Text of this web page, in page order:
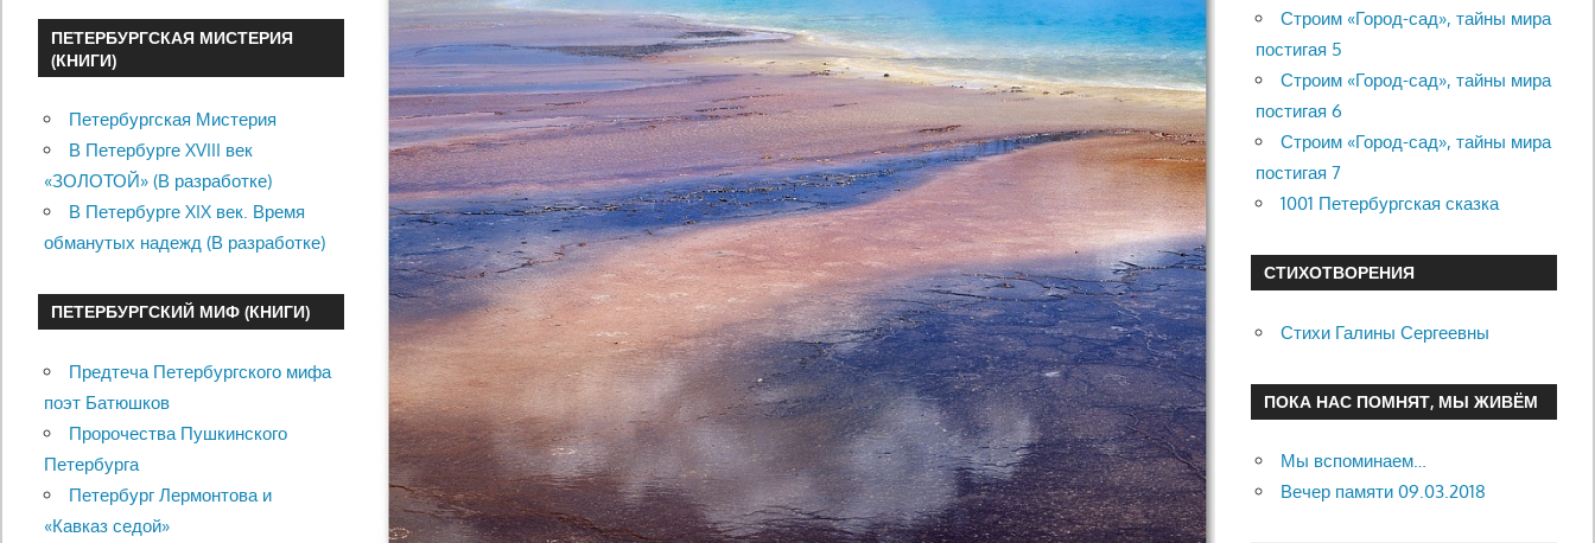
ПЕТЕРБУРГСКАЯ МИСТЕРИЯ
(КНИГИ)
Петербургская Мистерия
В Петербурге XVIII век
«ЗОЛОТОЙ» (В разработке)
В Петербурге XIX век. Время
обманутых надежд (В разработке)
ПЕТЕРБУРГСКИЙ МИФ (КНИГИ)
Предтеча Петербургского мифа
поэт Батюшков
Пророчества Пушкинского
Петербурга
Петербург Лермонтова и
«Кавказ седой»
Строим «Город-сад», тайны мира
постигая 5
Строим «Город-сад», тайны мира
постигая 6
Строим «Город-сад», тайны мира
постигая 7
1001 Петербургская сказка
СТИХОТВОРЕНИЯ
Стихи Галины Сергеевны
ПОКА НАС ПОМНЯТ, МЫ ЖИВЁМ
Мы вспоминаем…
Вечер памяти 09.03.2018